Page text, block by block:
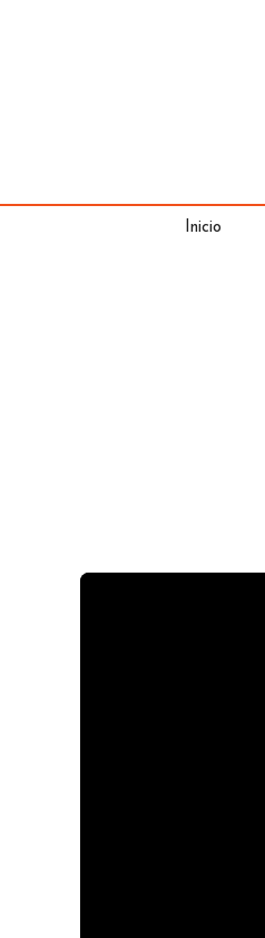
Inicio